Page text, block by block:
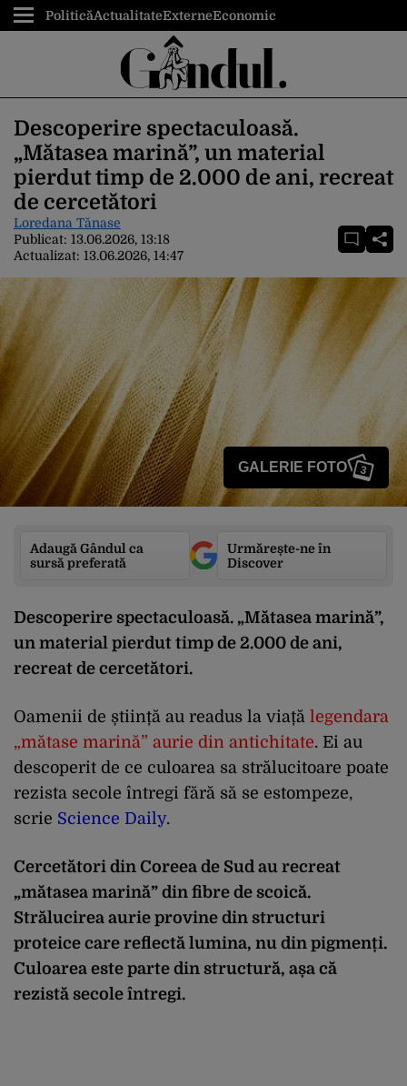
PoliticăActualitateExterneEconomic
Descoperire spectaculoasă.
„Mătasea marină”, un material
pierdut timp de 2.000 de ani, recreat
de cercetători
Loredana Tănase
Publicat: 13.06.2026, 13:18
Actualizat: 13.06.2026, 14:47
GALERIE FOTO 3
Adaugă Gândul ca
sursă preferată
Urmărește-ne în
Discover
Descoperire spectaculoasă. „Mătasea marină”,
un material pierdut timp de 2.000 de ani,
recreat de cercetători.
Oamenii de știință au readus la viață legendara
„mătase marină” aurie din antichitate. Ei au
descoperit de ce culoarea sa strălucitoare poate
rezista secole întregi fără să se estompeze,
scrie Science Daily.
Cercetători din Coreea de Sud au recreat
„mătasea marină” din fibre de scoică.
Strălucirea aurie provine din structuri
proteice care reflectă lumina, nu din pigmenți.
Culoarea este parte din structură, așa că
rezistă secole întregi.